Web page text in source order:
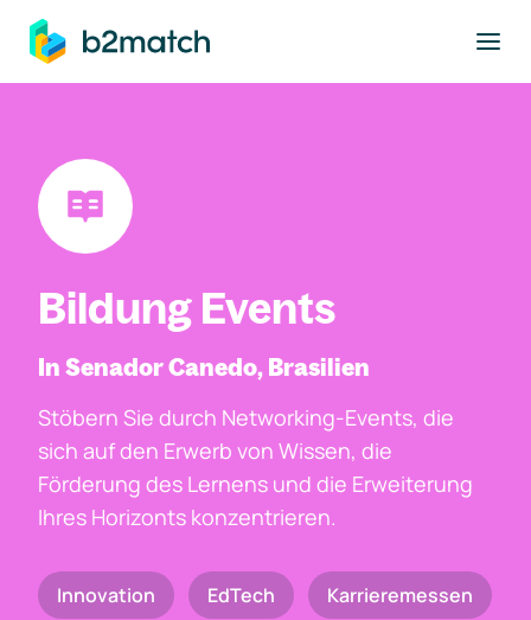
springen
Bildung Events
In Senador Canedo, Brasilien
Stöbern Sie durch Networking-Events, die
sich auf den Erwerb von Wissen, die
Förderung des Lernens und die Erweiterung
Ihres Horizonts konzentrieren.
Innovation EdTech Karrieremessen